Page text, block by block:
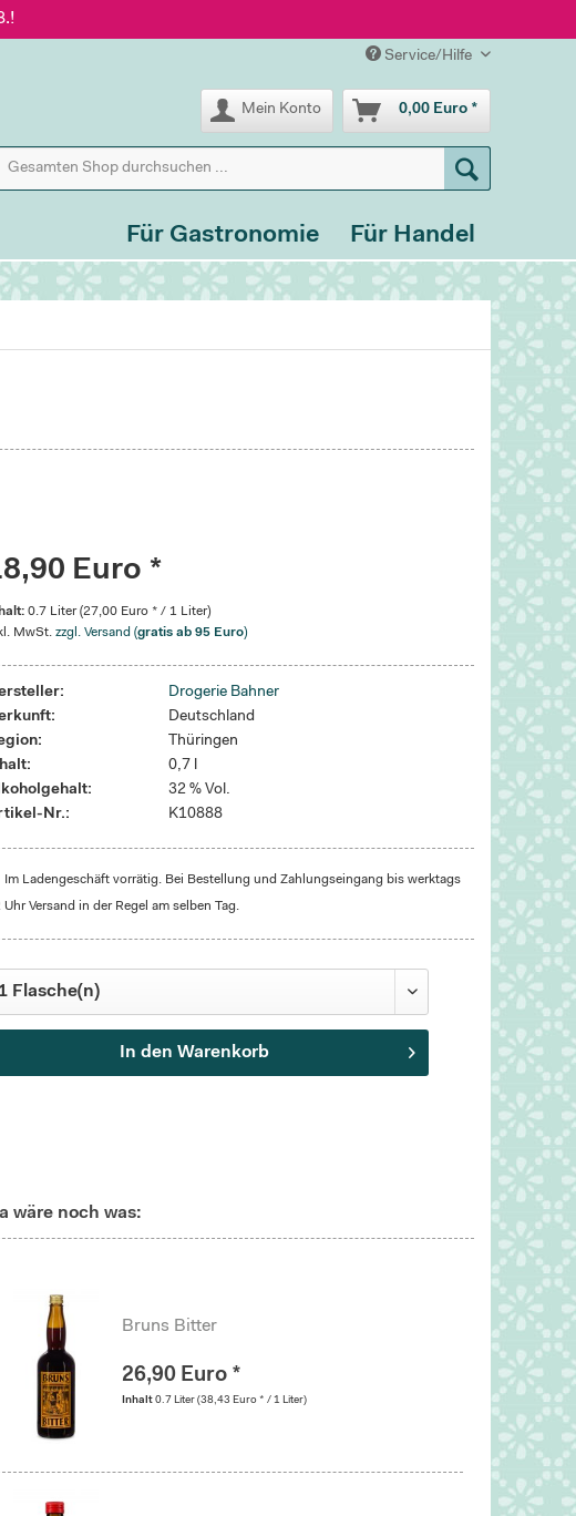
Service/Hilfe
Mein Konto 0,00 Euro *
Für Handel
Für Gastronomie
Euro *
0.7 Liter (27,00 Euro * / 1 Liter)
MwSt.zzgl. Versand (gratis ab 95 Euro)
Drogerie Bahner
Deutschland
Thüringen
0,7 l
32 % Vol.
Nr.:
K10888
Im Ladengeschäft vorrätig. Bei Bestellung und Zahlungseingang bis werktags
Uhr Versand in der Regel am selben Tag.
In den Warenkorb
wäre noch was:
Bruns Bitter
26,90 Euro *
Inhalt 0.7 Liter (38,43 Euro * / 1 Liter)